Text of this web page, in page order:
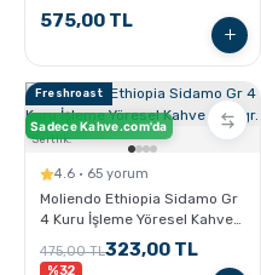
575,00 TL
Freshroast
Sertlik:
Sadece Kahve.com'da
4.6 · 65 yorum
Moliendo Ethiopia Sidamo Gr
4 Kuru İşleme Yöresel Kahve
475,00 TL323,00 TL
%32